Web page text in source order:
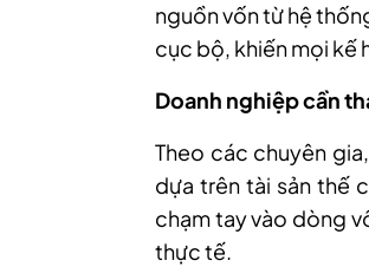
nguồn vốn từ hệ
cục bộ, khiến mọi kế
Doanh nghiệp cần
Theo các chuyên
dựa trên tài sản thế
chạm tay vào dòng
thực tế.